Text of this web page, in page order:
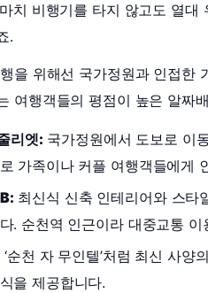
치 비행기를 타지 않고도 열대
.
을 위해선 국가정원과 인접한
여행객들의 평점이 높은 알짜
리엣: 국가정원에서 도보로 이
가족이나 커플 여행객들에게
최신식 신축 인테리어와 스타
. 순천역 인근이라 대중교통 이
‘순천 자 무인텔’처럼 최신 사
을 제공합니다.